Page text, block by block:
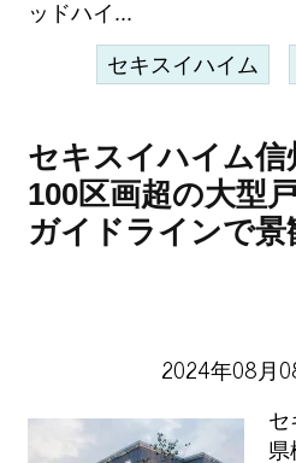
ッドハイ...
セキスイハイム
セキスイハイム信
100区画超の大型
ガイドラインで景
2024年08月
セ
県